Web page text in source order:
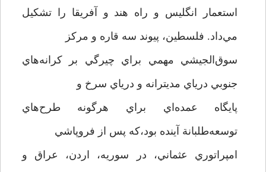
استعمار انگليس و راه هند و آفريقا را تشكيل
مي‌داد. فلسطين، پيوند سه قاره و مركز
سوق‌الجيشي مهمي براي چيرگي بر كرانه‌هاي
جنوبي درياي مديترانه و درياي سرخ و
پايگاه عمده‌اي براي هرگونه طرح‌هاي
توسعه‌طلبانة آينده بود،كه پس از فروپاشي
امپراتوري عثماني، در سوريه، اردن، عراق و